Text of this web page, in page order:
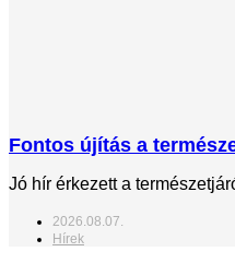
Fontos újítás a
Jó hír érkezett a
2026.08.07.
Hírek